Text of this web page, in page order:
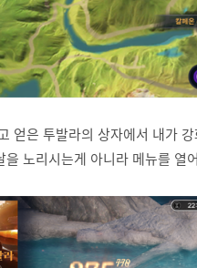
얻은 투발라의 상자에서 내가
을 노리시는게 아니라 메뉴를 열